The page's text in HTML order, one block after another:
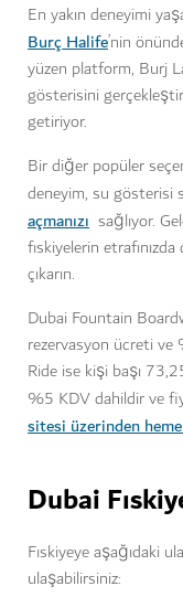
En yakın deneyimi
Burç Halife’nin
yüzen platform, Burj
gösterisini
getiriyor.
Bir diğer popüler
deneyim, su gösterisi
açmanızı sağlıyor.
fıskiyelerin
çıkarın.
Dubai Fountain
rezervasyon ücreti
Ride ise kişi başı
%5 KDV dahildir ve
sitesi üzerinden
Dubai
Fıskiyeye aşağıdaki
ulaşabilirsiniz: